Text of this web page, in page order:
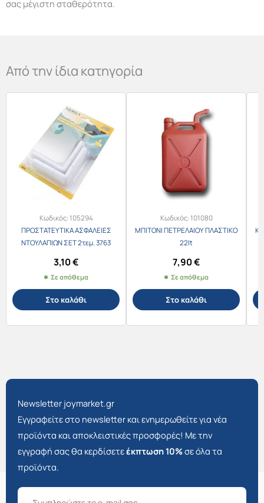
σας μέγιστη σταθερότητα.
Από την ίδια κατηγορία
Κωδικός:105294
ΠΡΟΣΤΑΤΕΥΤΙΚΑ ΑΣΦΑΛΕΙΕΣ
ΝΤΟΥΛΑΠΙΩΝ ΣΕΤ 2τεμ. 3763
3,10€
Σε απόθεμα
Στο καλάθι
Κωδικός:101080
ΜΠΙΤΟΝΙ ΠΕΤΡΕΛΑΙΟΥ ΠΛΑΣΤΙΚΟ
22lt
7,90€
Σε απόθεμα
Στο καλάθι
Newsletter joymarket.gr
Εγγραφείτε στο newsletter και ενημερωθείτε για νέα
προϊόντα και αποκλειστικές προσφορές! Με την
εγγραφή σας θα κερδίσετεέκπτωση 10%σε όλα τα
προϊόντα.